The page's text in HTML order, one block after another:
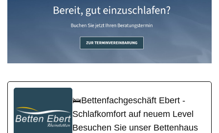
🛌Bettenfachgeschäft Ebert -
Schlafkomfort auf neuem Level
Besuchen Sie unser Bettenhaus